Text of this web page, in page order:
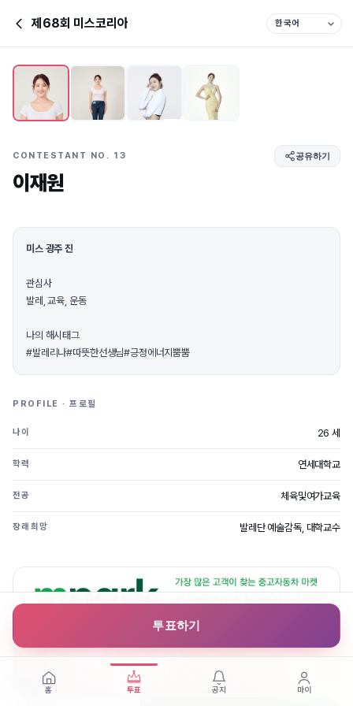
제68회 미스코리아
CONTESTANT NO. 13 공유하기
이재원
미스 광주 진
관심사
발레, 교육, 운동
나의 해시태그
#발레리나#따뜻한선생님#긍정에너지뿜뿜
PROFILE · 프로필
나이 26 세
학력 연세대학교
전공 체육및여가교육
장래희망 발레단 예술감독, 대학교수
투표하기
홈 투표 공지 마이